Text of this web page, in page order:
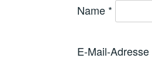
Name *
E-Mail-Adresse